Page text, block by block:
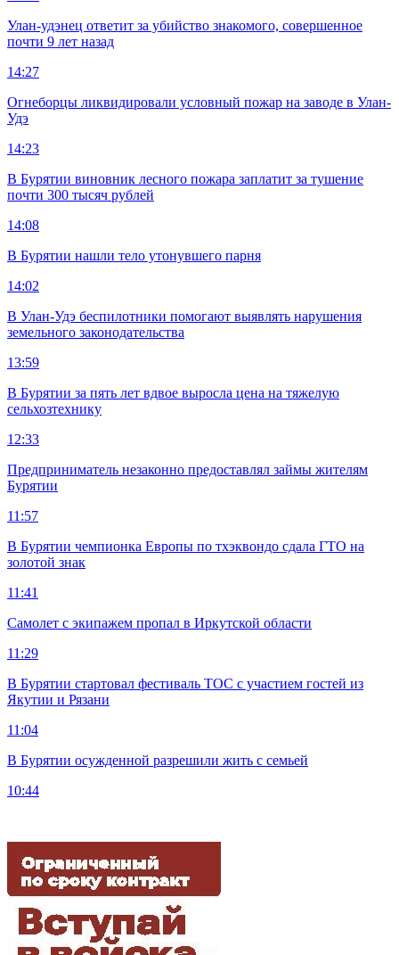
Улан-удэнец ответит за убийство знакомого, совершенное
почти 9 лет назад
14:27
Огнеборцы ликвидировали условный пожар на заводе в Улан-
Удэ
14:23
В Бурятии виновник лесного пожара заплатит за тушение
почти 300 тысяч рублей
14:08
В Бурятии нашли тело утонувшего парня
14:02
В Улан-Удэ беспилотники помогают выявлять нарушения
земельного законодательства
13:59
В Бурятии за пять лет вдвое выросла цена на тяжелую
сельхозтехнику
12:33
Предприниматель незаконно предоставлял займы жителям
Бурятии
11:57
В Бурятии чемпионка Европы по тхэквондо сдала ГТО на
золотой знак
11:41
Самолет с экипажем пропал в Иркутской области
11:29
В Бурятии стартовал фестиваль ТОС с участием гостей из
Якутии и Рязани
11:04
В Бурятии осужденной разрешили жить с семьей
10:44